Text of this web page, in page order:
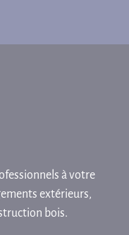
à votre
extérieurs,
bois.